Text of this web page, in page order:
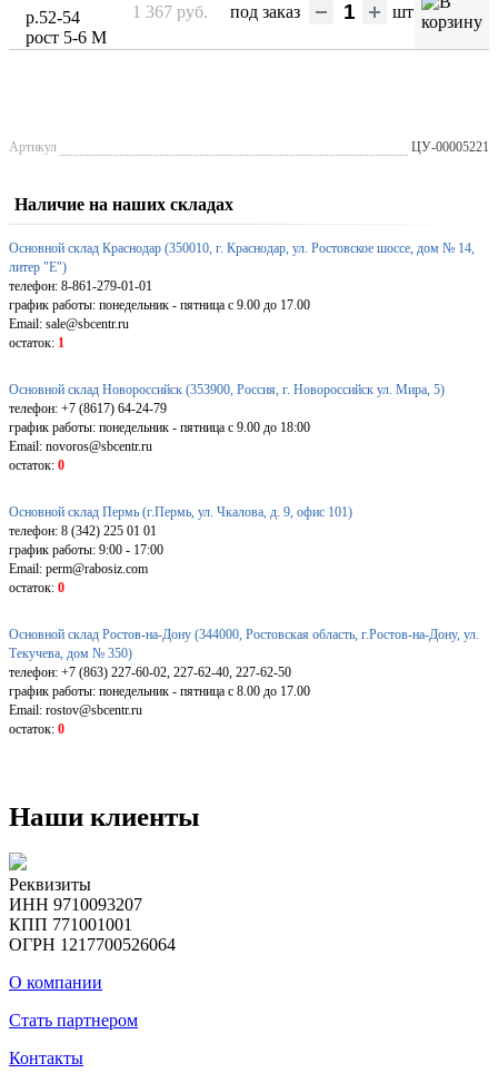
р.52-54
рост 5-6 М
1 367 руб. под заказ шт
Артикул ЦУ-00005221
Наличие на наших складах
Основной склад Краснодар (350010, г. Краснодар, ул. Ростовское шоссе, дом № 14,
литер "Е")
телефон: 8-861-279-01-01
график работы: понедельник - пятница с 9.00 до 17.00
Email: sale@sbcentr.ru
остаток: 1
Основной склад Новороссийск (353900, Россия, г. Новороссийск ул. Мира, 5)
телефон: +7 (8617) 64-24-79
график работы: понедельник - пятница с 9.00 до 18:00
Email: novoros@sbcentr.ru
остаток: 0
Основной склад Пермь (г.Пермь, ул. Чкалова, д. 9, офис 101)
телефон: 8 (342) 225 01 01
график работы: 9:00 - 17:00
Email: perm@rabosiz.com
остаток: 0
Основной склад Ростов-на-Дону (344000, Ростовская область, г.Ростов-на-Дону, ул.
Текучева, дом № 350)
телефон: +7 (863) 227-60-02, 227-62-40, 227-62-50
график работы: понедельник - пятница с 8.00 до 17.00
Email: rostov@sbcentr.ru
остаток: 0
Наши клиенты
Реквизиты
ИНН 9710093207
КПП 771001001
ОГРН 1217700526064
О компании
Стать партнером
Контакты